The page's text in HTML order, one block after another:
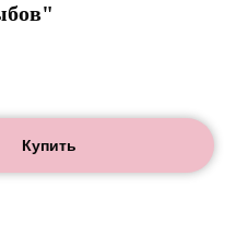
Купить